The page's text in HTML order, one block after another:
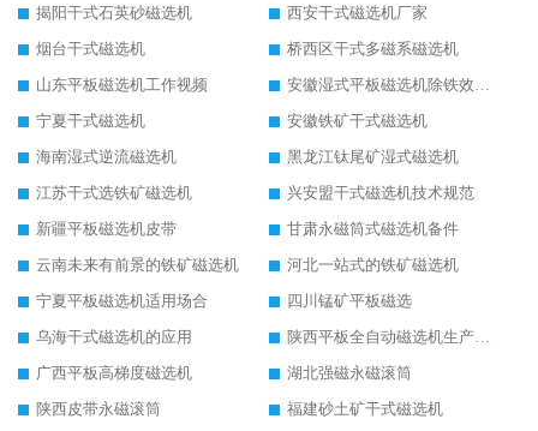
揭阳干式石英砂磁选机
西安干式磁选机厂家
烟台干式磁选机
桥西区干式多磁系磁选机
山东平板磁选机工作视频
安徽湿式平板磁选机除铁效果怎么样
宁夏干式磁选机
安徽铁矿干式磁选机
海南湿式逆流磁选机
黑龙江钛尾矿湿式磁选机
江苏干式选铁矿磁选机
兴安盟干式磁选机技术规范
新疆平板磁选机皮带
甘肃永磁筒式磁选机备件
云南未来有前景的铁矿磁选机
河北一站式的铁矿磁选机
宁夏平板磁选机适用场合
四川锰矿平板磁选
乌海干式磁选机的应用
陕西平板全自动磁选机生产厂家
广西平板高梯度磁选机
湖北强磁永磁滚筒
陕西皮带永磁滚筒
福建砂土矿干式磁选机